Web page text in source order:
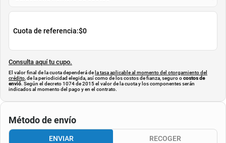
Cuota de referencia:$0
Consulta aquí tu cupo.
El valor final de la cuota dependerá de la tasa aplicable al momento del otorgamiento del
crédito , de la periodicidad elegida, así como de los costos de fianza, seguro ocostos de
envió. Según el decreto 1074 de 2015 el valor de la cuota y los componentes serán
indicados al momento del pago y en el contrato.
Método de envío
ENVIAR RECOGER